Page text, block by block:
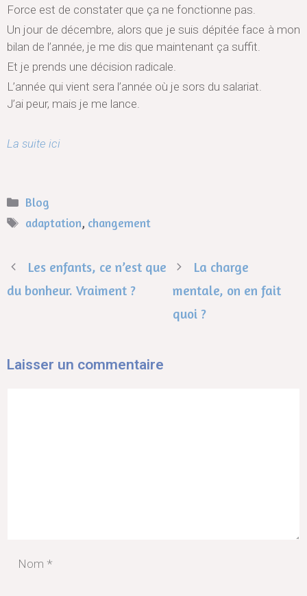
Force est de constater que ça ne fonctionne pas.
Un jour de décembre, alors que je suis dépitée face à mon
bilan de l’année, je me dis que maintenant ça suffit.
Et je prends une décision radicale.
L’année qui vient sera l’année où je sors du salariat.
J’ai peur, mais je me lance.
La suite ici
Blog
adaptation, changement
Les enfants, ce n’est que
du bonheur. Vraiment ?
La charge
mentale, on en fait
quoi ?​
Laisser un commentaire